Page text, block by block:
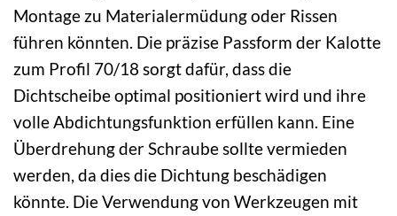
Montage zu Materialermüdung oder Rissen
führen könnten. Die präzise Passform der Kalotte
zum Profil 70/18 sorgt dafür, dass die
Dichtscheibe optimal positioniert wird und ihre
volle Abdichtungsfunktion erfüllen kann. Eine
Überdrehung der Schraube sollte vermieden
werden, da dies die Dichtung beschädigen
könnte. Die Verwendung von Werkzeugen mit